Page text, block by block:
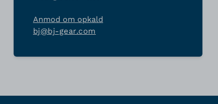
Anmod om opkald
bj@bj-gear.com